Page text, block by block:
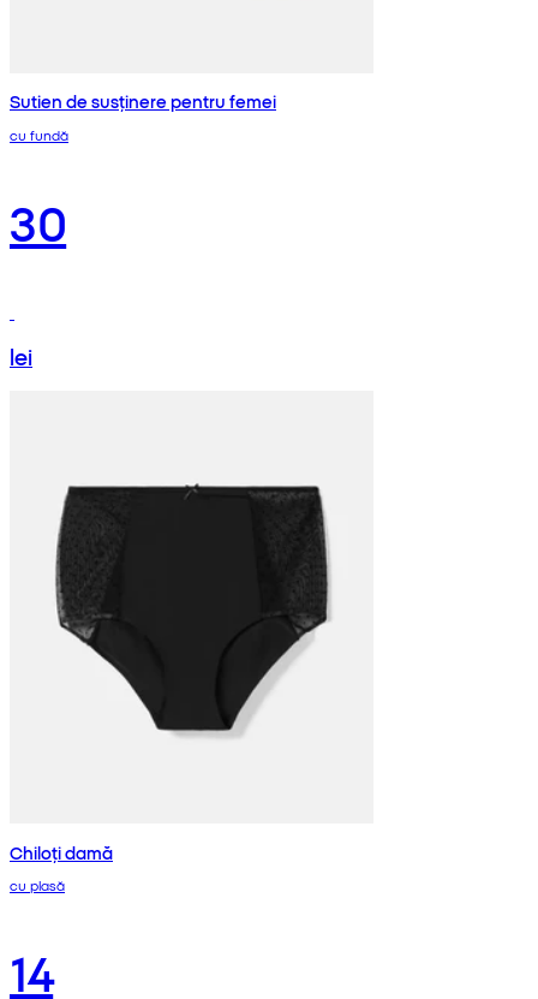
Sutien de susținere pentru femei
cu fundă
30
lei
Chiloți damă
cu plasă
14